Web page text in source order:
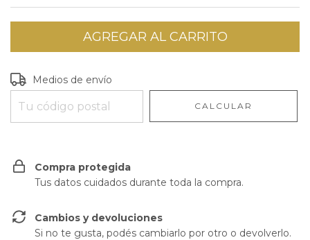
Entregas para el CP:
Medios de envío
CALCULAR
Compra protegida
Tus datos cuidados durante toda la compra.
Cambios y devoluciones
Si no te gusta, podés cambiarlo por otro o devolverlo.